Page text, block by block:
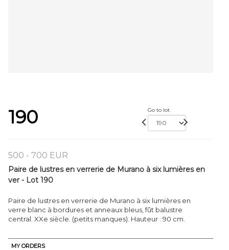
190 Go to lot
500 - 700 EUR
Paire de lustres en verrerie de Murano à six lumières en
ver - Lot 190
Paire de lustres en verrerie de Murano à six lumières en
verre blanc à bordures et anneaux bleus, fût balustre
central. XXe siècle. (petits manques). Hauteur : 90 cm.
MY ORDERS